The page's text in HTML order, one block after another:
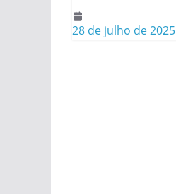
28 de julho de 2025